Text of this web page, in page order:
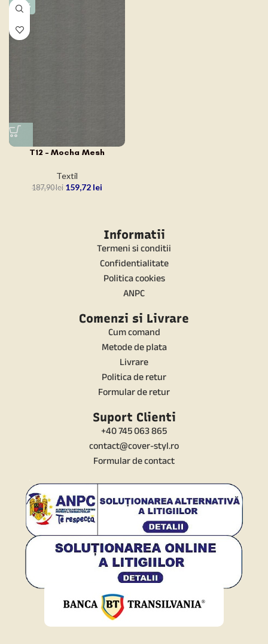
-15%
T12 – Mocha Mesh
Textil
187,90lei 159,72 lei
Informatii
Termeni si conditii
Confidentialitate
Politica cookies
ANPC
Comenzi si Livrare
Cum comand
Metode de plata
Livrare
Politica de retur
Formular de retur
Suport Clienti
+40 745 063 865
contact@cover-styl.ro
Formular de contact